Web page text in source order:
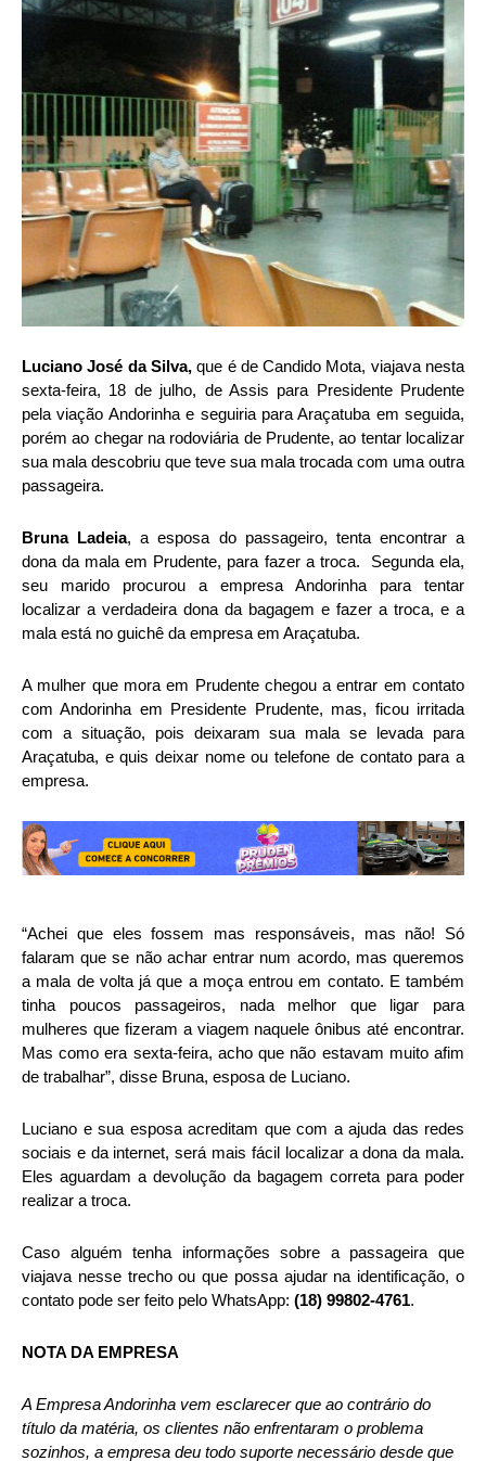
Luciano José da Silva,que é de Candido Mota, viajava nesta
sexta-feira, 18 de julho, de Assis para Presidente Prudente
pela viação Andorinha e seguiria para Araçatuba em seguida,
porém ao chegar na rodoviária de Prudente, ao tentar localizar
sua mala descobriu que teve sua mala trocada com uma outra
passageira.
Bruna Ladeia, a esposa do passageiro, tenta encontrar a
dona da mala em Prudente, para fazer a troca. Segunda ela,
seu marido procurou a empresa Andorinha para tentar
localizar a verdadeira dona da bagagem e fazer a troca, e a
mala está no guichê da empresa em Araçatuba.
A mulher que mora em Prudente chegou a entrar em contato
com Andorinha em Presidente Prudente, mas, ficou irritada
com a situação, pois deixaram sua mala se levada para
Araçatuba, e quis deixar nome ou telefone de contato para a
empresa.
“Achei que eles fossem mas responsáveis, mas não! Só
falaram que se não achar entrar num acordo, mas queremos
a mala de volta já que a moça entrou em contato. E também
tinha poucos passageiros, nada melhor que ligar para
mulheres que fizeram a viagem naquele ônibus até encontrar.
Mas como era sexta-feira, acho que não estavam muito afim
de trabalhar”, disse Bruna, esposa de Luciano.
Luciano e sua esposa acreditam que com a ajuda das redes
sociais e da internet, será mais fácil localizar a dona da mala.
Eles aguardam a devolução da bagagem correta para poder
realizar a troca.
Caso alguém tenha informações sobre a passageira que
viajava nesse trecho ou que possa ajudar na identificação, o
contato pode ser feito pelo WhatsApp: (18) 99802-4761.
NOTA DA EMPRESA
A Empresa Andorinha vem esclarecer que ao contrário do
título da matéria, os clientes não enfrentaram o problema
sozinhos, a empresa deu todo suporte necessário desde que